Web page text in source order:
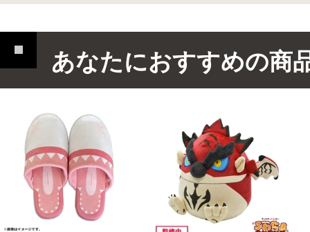
あなたにおすすめの商